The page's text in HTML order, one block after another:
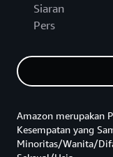
Siaran
Pers
Amazon merupakan
Kesempatan yang
Minoritas/Wanita/